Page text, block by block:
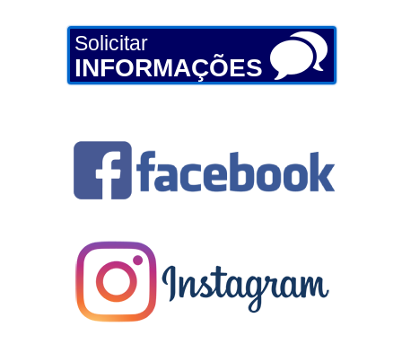
Solicitar
INFORMAÇÕES